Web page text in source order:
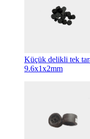
Küçük delikli tek
9.6x1x2mm